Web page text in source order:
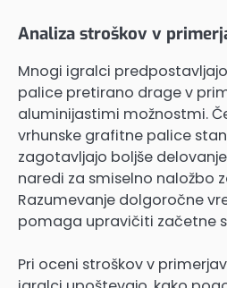
Analiza stroškov v
Mnogi igralci
palice pretirano drage v
aluminijastimi možnostmi.
vrhunske grafitne palice
zagotavljajo boljše
naredi za smiselno naložbo
Razumevanje dolgoročne
pomaga upravičiti začetne
Pri oceni stroškov v